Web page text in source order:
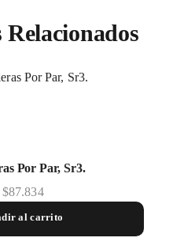
Por Par, Sr3.
$87.834
al carrito